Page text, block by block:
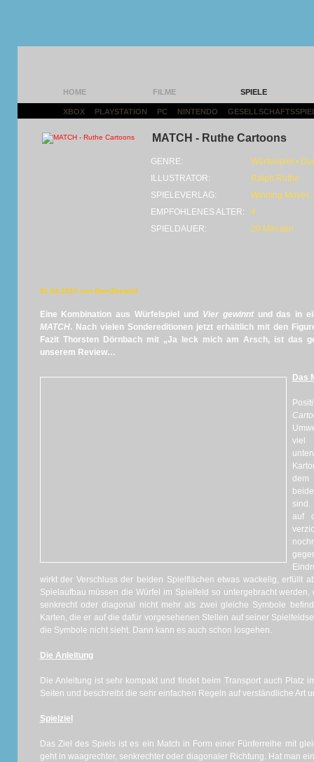
HOME FILME SPIELE
XBOX PLAYSTATION PC NINTENDO
MATCH - Ruthe Cartoons
GENRE:
Würfelspiel •
ILLUSTRATOR:
Ralph Ruthe
SPIELEVERLAG:
Winning Moves
EMPFOHLENES ALTER:
4
SPIELDAUER:
20 Minuten
01.04.2019 von Born2bewild
Eine Kombination aus Würfelspiel und Vier gewinntund das in
MATCH. Nach vielen Sondereditionen jetzt erhältlich mit den
Fazit Thorsten Dörnbach mit „Ja leck mich am Arsch, ist das
unserem Review…
Das
viel
dem
sind.
auf
wirkt der Verschluss der beiden Spielflächen etwas wackelig, erfüllt
Spielaufbau müssen die Würfel im Spielfeld so untergebracht
senkrecht oder diagonal nicht mehr als zwei gleiche Symbole
Karten, die er auf die dafür vorgesehenen Stellen auf seiner
die Symbole nicht sieht. Dann kann es auch schon losgehen.
Die Anleitung
Die Anleitung ist sehr kompakt und findet beim Transport auch Platz
Seiten und beschreibt die sehr einfachen Regeln auf verständliche Art
Spielziel
Das Ziel des Spiels ist es ein Match in Form einer Fünferreihe mit
geht in waagrechter, senkrechter oder diagonaler Richtung. Hat man